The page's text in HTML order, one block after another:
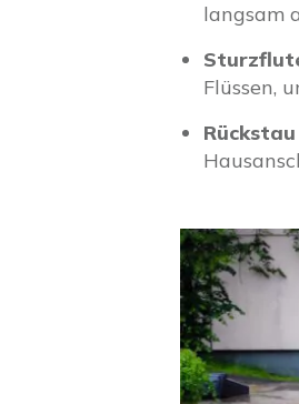
langsam
Flüssen,